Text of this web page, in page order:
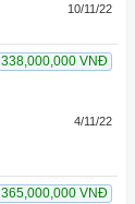
10/11/22
338,000,000 VNĐ
4/11/22
365,000,000 VNĐ